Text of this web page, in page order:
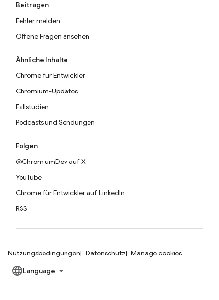
Beitragen
Fehler melden
Offene Fragen ansehen
Ähnliche Inhalte
Chrome für Entwickler
Chromium-Updates
Fallstudien
Podcasts und Sendungen
Folgen
@ChromiumDev auf X
YouTube
Chrome für Entwickler auf LinkedIn
RSS
Nutzungsbedingungen Datenschutz Manage cookies